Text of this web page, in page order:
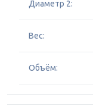
Диаметр 2:
Вес:
Объём: